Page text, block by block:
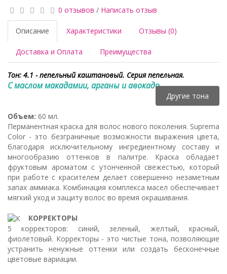
0 отзывов / Написать отзыв
Описание Характеристики Отзывы (0)
Доставка и Оплата Преимущества
Тон: 4.1 - пепельный каштановый. Серия пепельная.
С маслом макадамии, арганы и авокадо.
Другие тона
Объем: 60 мл.
Перманентная краска для волос нового поколения. Suprema
Color - это безграничные возможности выражения цвета,
благодаря исключительному ингредиентному составу и
многообразию оттенков в палитре. Краска обладает
фруктовым ароматом с утонченной свежестью, который
при работе с красителем делает совершенно незаметным
запах аммиака. Комбинация комплекса масел обеспечивает
мягкий уход и защиту волос во время окрашивания.
КОРРЕКТОРЫ
5 корректоров: синий, зеленый, желтый, красный,
фиолетовый. Корректоры - это чистые тона, позволяющие
устранить ненужные оттенки или создать бесконечные
цветовые вариации.